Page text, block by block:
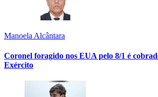
Manoela Alcântara
Coronel foragido nos EUA pelo 8/1 é
Exército